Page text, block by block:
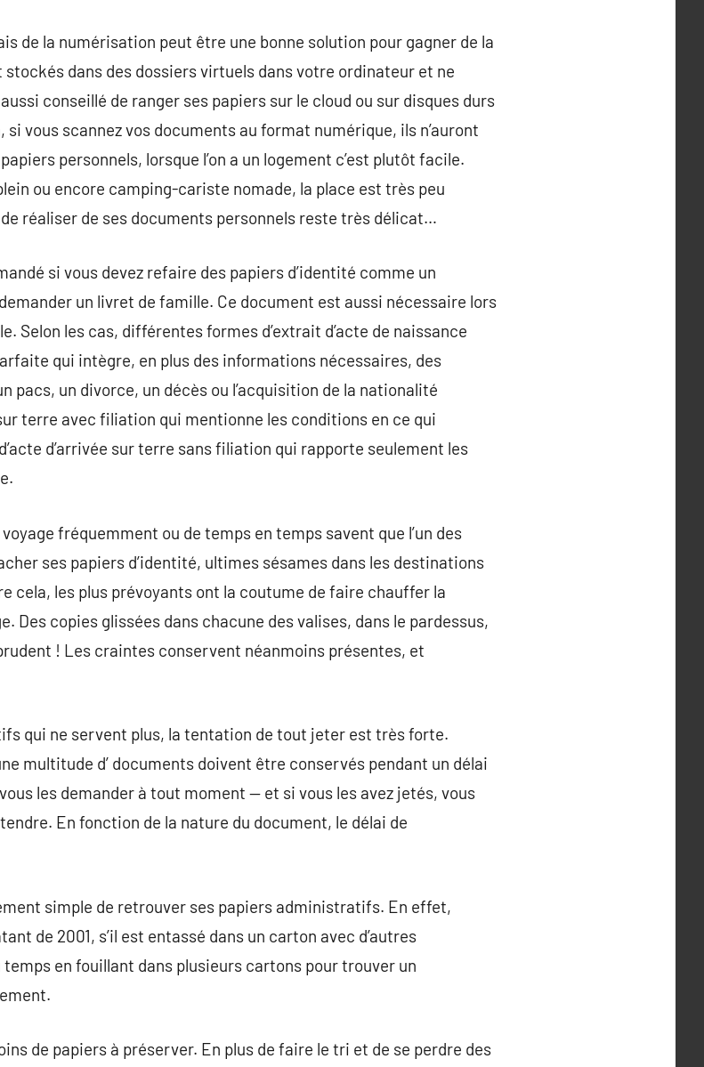
de la numérisation peut être une bonne solution pour gagner de la
dans des dossiers virtuels dans votre ordinateur et ne
conseillé de ranger ses papiers sur le cloud ou sur disques durs
vous scannez vos documents au format numérique, ils n’auront
personnels, lorsque l’on a un logement c’est plutôt facile.
ou encore camping-cariste nomade, la place est très peu
réaliser de ses documents personnels reste très délicat…
si vous devez refaire des papiers d’identité comme un
un livret de famille. Ce document est aussi nécessaire lors
Selon les cas, différentes formes d’extrait d’acte de naissance
qui intègre, en plus des informations nécessaires, des
pacs, un divorce, un décès ou l’acquisition de la nationalité
terre avec filiation qui mentionne les conditions en ce qui
d’arrivée sur terre sans filiation qui rapporte seulement les
fréquemment ou de temps en temps savent que l’un des
ses papiers d’identité, ultimes sésames dans les destinations
cela, les plus prévoyants ont la coutume de faire chauffer la
Des copies glissées dans chacune des valises, dans le pardessus,
! Les craintes conservent néanmoins présentes, et
qui ne servent plus, la tentation de tout jeter est très forte.
multitude d’ documents doivent être conservés pendant un délai
les demander à tout moment — et si vous les avez jetés, vous
En fonction de la nature du document, le délai de
simple de retrouver ses papiers administratifs. En effet,
de 2001, s’il est entassé dans un carton avec d’autres
en fouillant dans plusieurs cartons pour trouver un
de papiers à préserver. En plus de faire le tri et de se perdre des